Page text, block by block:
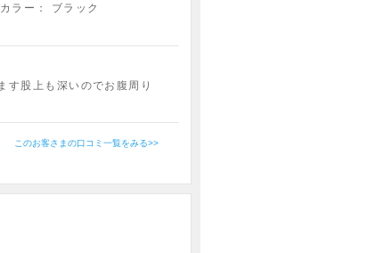
ラー： ブラック
す股上も深いのでお腹周り
このお客さまの口コミ一覧をみる>>